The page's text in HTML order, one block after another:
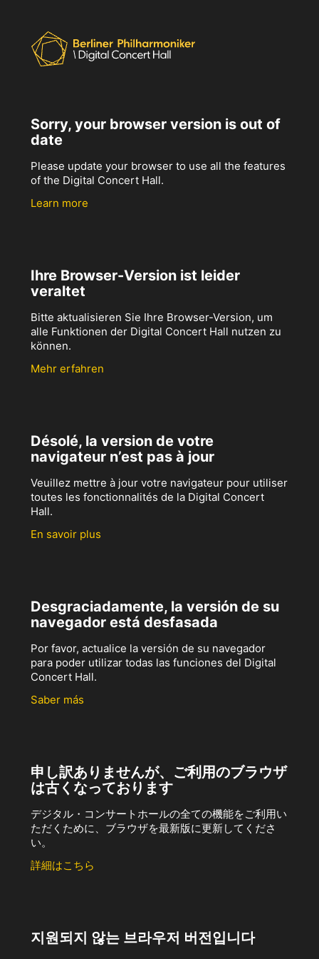
Sorry, your browser version is out of
date
Please update your browser to use all the features
of the Digital Concert Hall.
Learn more
Ihre Browser-Version ist leider
veraltet
Bitte aktualisieren Sie Ihre Browser-Version, um
alle Funktionen der Digital Concert Hall nutzen zu
können.
Mehr erfahren
Désolé, la version de votre
navigateur n’est pas à jour
Veuillez mettre à jour votre navigateur pour utiliser
toutes les fonctionnalités de la Digital Concert
Hall.
En savoir plus
Desgraciadamente, la versión de su
navegador está desfasada
Por favor, actualice la versión de su navegador
para poder utilizar todas las funciones del Digital
Concert Hall.
Saber más
申し訳ありませんが、ご利用のブラウザ
は古くなっております
デジタル・コンサートホールの全ての機能をご利用い
ただくために、ブラウザを最新版に更新してくださ
い。
詳細はこちら
지원되지 않는 브라우저 버전입니다